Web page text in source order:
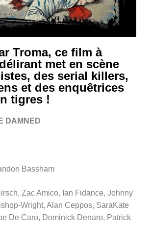
Troma, ce film à
met en scène
des serial killers,
et des enquêtrices
tigres !
DAMNED
Bassham
Zac Amico, Ian Fidance, Johnny
Wright, Alan Ceppos, SaraKate
De Caro, Dominick Denaro, Patrick